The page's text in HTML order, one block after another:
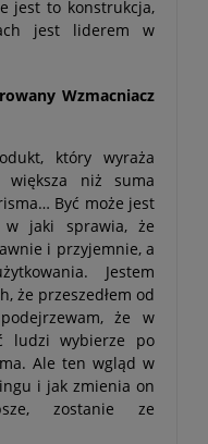
jest to konstrukcja,
jest liderem w
Wzmacniacz
który wyraża
większa niż suma
Być może jest
w jaki sprawia, że
i przyjemnie, a
Jestem
że przeszedłem od
że w
ludzi wybierze po
Ale ten wgląd w
i jak zmienia on
zostanie ze